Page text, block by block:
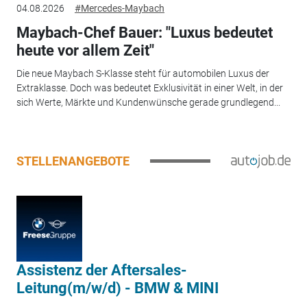
04.08.2026 #Mercedes-Maybach
Maybach-Chef Bauer: "Luxus bedeutet
heute vor allem Zeit"
Die neue Maybach S-Klasse steht für automobilen Luxus der
Extraklasse. Doch was bedeutet Exklusivität in einer Welt, in der
sich Werte, Märkte und Kundenwünsche gerade grundlegend...
STELLENANGEBOTE
Assistenz der Aftersales-
Leitung(m/w/d) - BMW & MINI